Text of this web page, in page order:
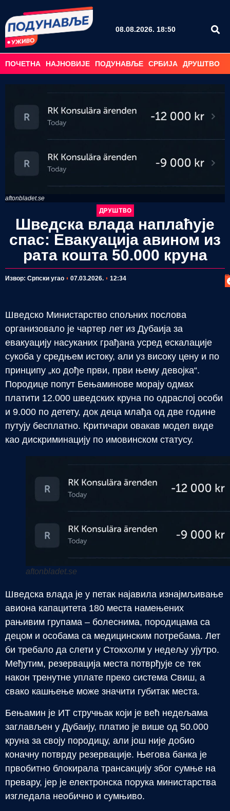
08.08.2026. 18:50
ПОЧЕТНА НАЈНОВИЈЕ ПОДУНАВЉЕ СРБИЈА ДРУШТВО
aftonbladet.se
ДРУШТВО
Шведска влада наплаћује
спас: Евакуација авином из
рата кошта 50.000 круна
Извор: Српски угао 07.03.2026. 12:34
Шведско Министарство спољних послова
организовало је чартер лет из Дубаија за
евакуацију насуканих грађана усред ескалације
сукоба у средњем истоку, али уз високу цену и по
принципу „ко дође први, први њему девојка“.
Породице попут Бењаминове морају одмах
платити 12.000 шведских круна по одраслој особи
и 9.000 по детету, док деца млађа од две године
путују бесплатно. Критичари овакав модел виде
као дискриминацију по имовинском статусу.
aftonbladet.se
Шведска влада је у петак најавила изнајмљивање
авиона капацитета 180 места намењених
рањивим групама – болеснима, породицама са
децом и особама са медицинским потребама. Лет
би требало да слети у Стокхолм у недељу ујутро.
Међутим, резервација места потврђује се тек
након тренутне уплате преко система Свиш, а
свако кашњење може значити губитак места.
Бењамин је ИТ стручњак који је већ недељама
заглављен у Дубаију, платио је више од 50.000
круна за своју породицу, али још није добио
коначну потврду резервације. Његова банка је
првобитно блокирала трансакцију због сумње на
превару, јер је електронска порука министарства
изгледала необично и сумњиво.